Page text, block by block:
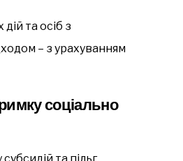
та осіб з
– з урахуванням
соціально
та пільг.